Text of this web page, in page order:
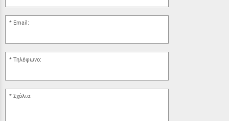
Email:
Τηλέφωνο:
Σχόλια: